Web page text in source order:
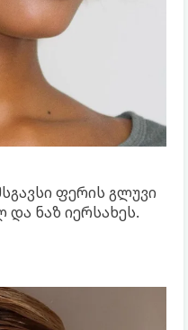
ფერის გლუვი
და ნაზ იერსახეს.